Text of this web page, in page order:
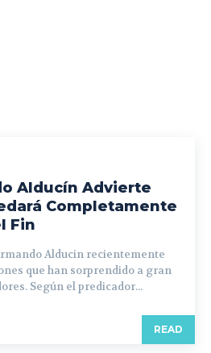
Alducín Advierte
Completamente
Fin
Alducin recientemente
que han sorprendido a gran
cantidad de sus seguidores. Según el predicador...
READ